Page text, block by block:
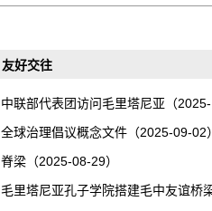
友好交往
中联部代表团访问毛里塔尼亚（
全球治理倡议概念文件（2025-09-02
脊梁（2025-08-29）
毛里塔尼亚孔子学院搭建毛中友谊桥